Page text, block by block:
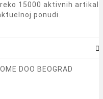
15000 aktivnih artikala
ponudi.

DOO BEOGRAD